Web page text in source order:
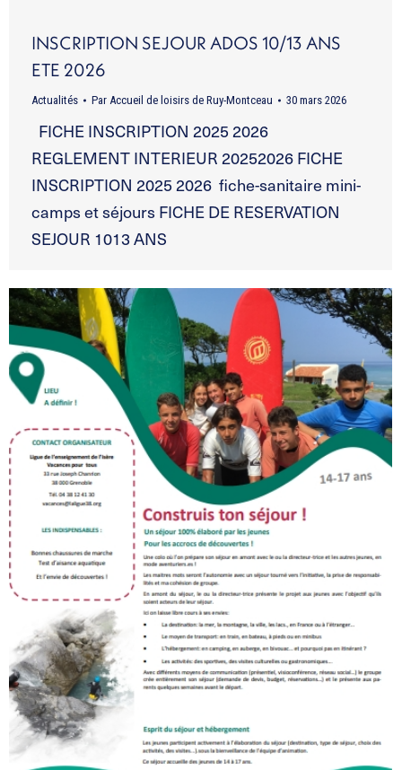
INSCRIPTION SEJOUR ADOS 10/13 ANS
ETE 2026
Actualités Par Accueil de loisirs de Ruy-Montceau 30 mars 2026
FICHE INSCRIPTION 2025 2026
REGLEMENT INTERIEUR 20252026 FICHE
INSCRIPTION 2025 2026 fiche-sanitaire mini-
camps et séjours FICHE DE RESERVATION
SEJOUR 1013 ANS